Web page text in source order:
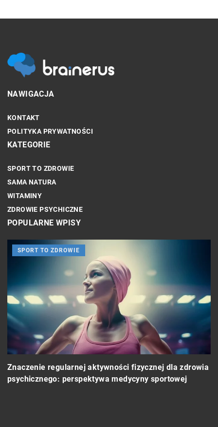
NAWIGACJA
KONTAKT
POLITYKA PRYWATNOŚCI
KATEGORIE
SPORT TO ZDROWIE
SAMA NATURA
WITAMINY
ZDROWIE PSYCHICZNE
POPULARNE WPISY
SPORT TO ZDROWIE
Znaczenie regularnej aktywności fizycznej dla zdrowia
psychicznego: perspektywa medycyny sportowej